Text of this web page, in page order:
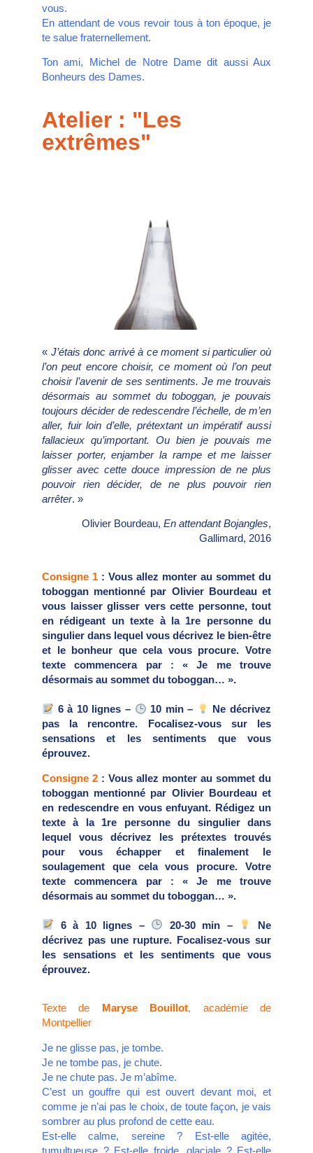
vous.
En attendant de vous revoir tous à ton époque, je
te salue fraternellement.
Ton ami, Michel de Notre Dame dit aussi Aux
Bonheurs des Dames.
Atelier : "Les
extrêmes"
« J’étais donc arrivé à ce moment si particulier où
l’on peut encore choisir, ce moment où l’on peut
choisir l’avenir de ses sentiments. Je me trouvais
désormais au sommet du toboggan, je pouvais
toujours décider de redescendre l’échelle, de m’en
aller, fuir loin d’elle, prétextant un impératif aussi
fallacieux qu’important. Ou bien je pouvais me
laisser porter, enjamber la rampe et me laisser
glisser avec cette douce impression de ne plus
pouvoir rien décider, de ne plus pouvoir rien
arrêter. »
Olivier Bourdeau, En attendant Bojangles,
Gallimard, 2016
Consigne 1 : Vous allez monter au sommet du
toboggan mentionné par Olivier Bourdeau et
vous laisser glisser vers cette personne, tout
en rédigeant un texte à la 1re personne du
singulier dans lequel vous décrivez le bien-être
et le bonheur que cela vous procure. Votre
texte commencera par : « Je me trouve
désormais au sommet du toboggan… ».
6 à 10 lignes – 10 min –
Ne décrivez
pas la rencontre. Focalisez-vous sur les
sensations et les sentiments que vous
éprouvez.
Consigne 2 : Vous allez monter au sommet du
toboggan mentionné par Olivier Bourdeau et
en redescendre en vous enfuyant. Rédigez un
texte à la 1re personne du singulier dans
lequel vous décrivez les prétextes trouvés
pour vous échapper et finalement le
soulagement que cela vous procure. Votre
texte commencera par : « Je me trouve
désormais au sommet du toboggan… ».
6 à 10 lignes – 20-30 min –
Ne
décrivez pas une rupture. Focalisez-vous sur
les sensations et les sentiments que vous
éprouvez.
Texte de Maryse Bouillot, académie de
Montpellier
Je ne glisse pas, je tombe.
Je ne tombe pas, je chute.
Je ne chute pas. Je m’abîme.
C’est un gouffre qui est ouvert devant moi, et
comme je n’ai pas le choix, de toute façon, je vais
sombrer au plus profond de cette eau.
Est-elle calme, sereine ? Est-elle agitée,
tumultueuse ? Est-elle froide, glaciale ? Est-elle